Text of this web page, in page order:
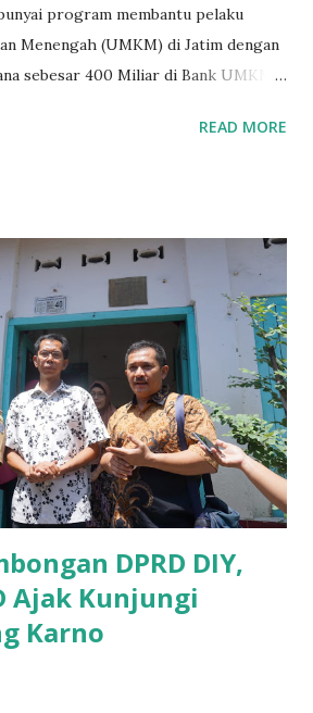
program membantu pelaku
Menengah (UMKM) di Jatim dengan
sebesar 400 Miliar di Bank UMKM
Chusainuddin,S.Sos Anggota Komisi
dana pinjaman lunak untuk mereka. "
Reses di Blitar,Kediri dan
masyarakat sana tak mengetahui ada
Bank UMKM untuk para pelaku
jika Pemprov serius
sampai ke tingkat desa,maka saya
senang sekali," ucap pria yang
tersebut. Apalagi menyambut
UMKM sudah mengerti kalau ada
READ MORE
DPRD DIY,
Ajak Kunjungi
Karno